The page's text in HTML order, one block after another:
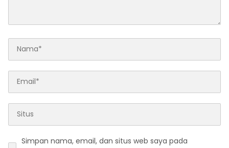
Simpan nama, email, dan situs web saya pada